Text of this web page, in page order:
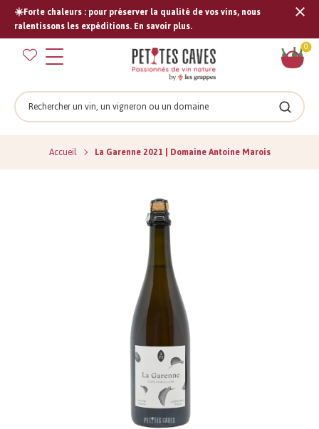
☀️Forte chaleurs : pour préserver la qualité de vos vins, nous
ralentissons les expéditions. En savoir plus.
0
Rechercher
Accueil La Garenne 2021 | Domaine Antoine Marois